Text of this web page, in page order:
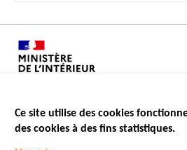
Ce site utilise des cookies
des cookies à des fins statistiques.